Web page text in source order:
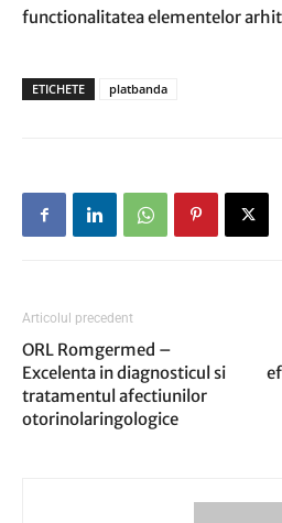
functionalitatea elementelor
ETICHETE platbanda
Articolul precedent
ORL Romgermed –
Excelenta in diagnosticul si
tratamentul afectiunilor
otorinolaringologice